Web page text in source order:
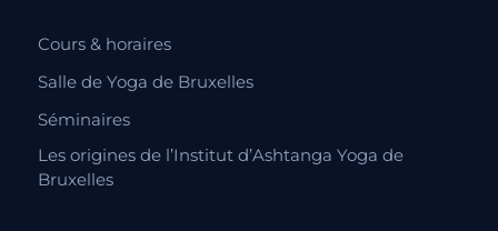
Cours & horaires
Salle de Yoga de Bruxelles
Séminaires
Les origines de l’Institut d’Ashtanga Yoga de
Bruxelles